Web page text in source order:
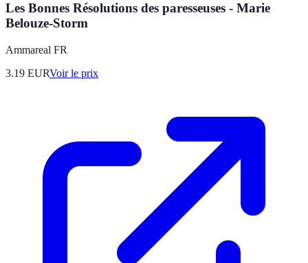
Les Bonnes Résolutions des paresseuses - Marie
Belouze-Storm
Ammareal FR
3.19 EURVoir le prix